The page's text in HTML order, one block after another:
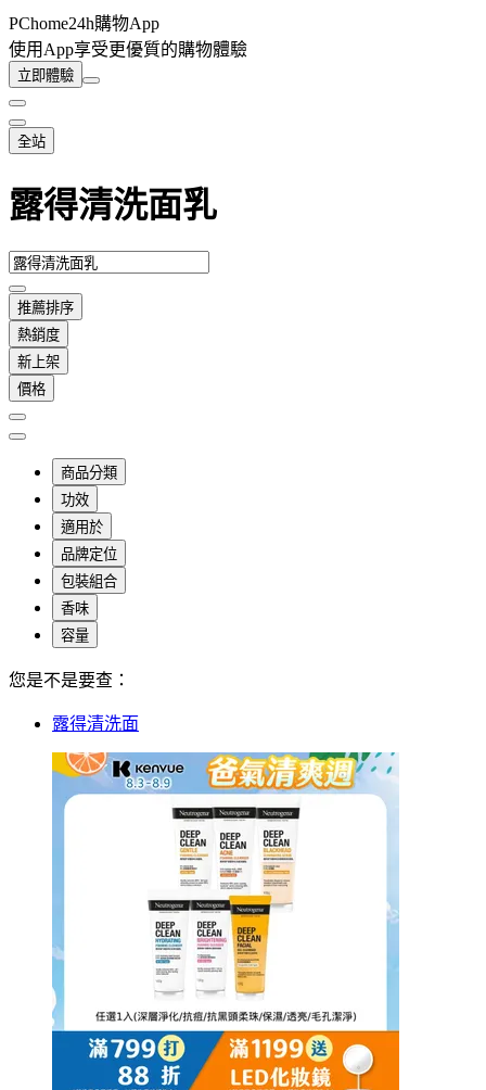
PChome24h購物App
使用App享受更優質的購物體驗
立即體驗
全站
露得清洗面乳
推薦排序
熱銷度
新上架
價格
商品分類
功效
適用於
品牌定位
包裝組合
香味
容量
您是不是要查：
露得清洗面